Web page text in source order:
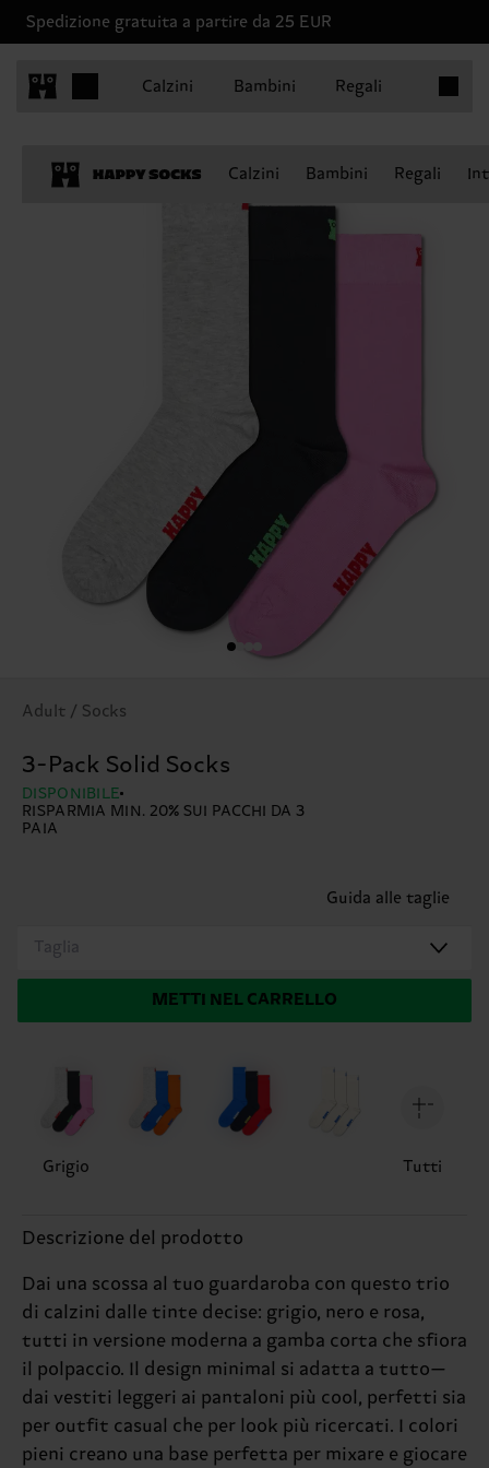
Spedizione gratuita a partire da 25 EUR
Calzini Bambini Regali
Calzini Bambini Regali
Adult / Socks
3-Pack Solid Socks
DISPONIBILE
RISPARMIA MIN. 20% SUI PACCHI DA 3
PAIA
Guida alle taglie
Taglia
METTI NEL CARRELLO
Grigio Tutti
Descrizione del prodotto
Dai una scossa al tuo guardaroba con questo trio
di calzini dalle tinte decise: grigio, nero e rosa,
tutti in versione moderna a gamba corta che sfiora
il polpaccio. Il design minimal si adatta a tutto—
dai vestiti leggeri ai pantaloni più cool, perfetti sia
per outfit casual che per look più ricercati. I colori
pieni creano una base perfetta per mixare e giocare